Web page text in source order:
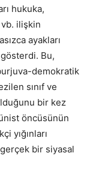
hukuka,
ilişkin
ayakları
gösterdi. Bu,
demokratik
sınıf ve
bir kez
öncüsünün
yığınları
bir siyasal